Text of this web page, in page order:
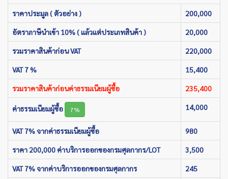
ราคาประมูล ( ตัวอย่าง ) 200,000
อัตราภาษีนำเข้า 10% ( แล้วแต่ประเภทสินค้า ) 20,000
รวมราคาสินค้าก่อน VAT 220,000
VAT 7 % 15,400
รวมราคาสินค้าก่อนค่าธรรมเนียมผู้ซื้อ 235,400
ค่าธรรมเนียมผู้ซื้อ 7% 14,000
VAT 7% จากค่าธรรมเนียมผู้ซื้อ 980
ราคา 200,000 ค่าบริการออกของกรมศุลกากร/LOT 3,500
VAT 7% จากค่าบริการออกของกรมศุลกากร 245